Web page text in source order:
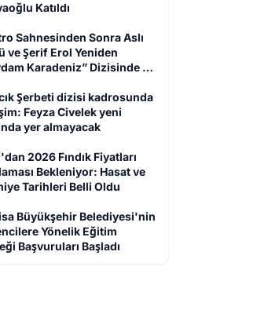
Katıldı
Sahnesinden Sonra Aslı
ve Şerif Erol Yeniden
Karadeniz” Dizisinde Bir
Şerbeti dizisi kadrosunda
Feyza Civelek yeni
yer almayacak
2026 Fındık Fiyatları
Bekleniyor: Hasat ve
Tarihleri Belli Oldu
Büyükşehir Belediyesi'nin
Yönelik Eğitim
Başvuruları Başladı